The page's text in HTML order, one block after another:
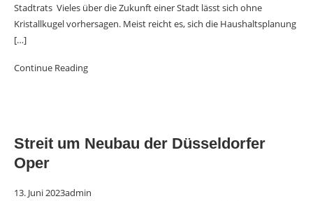
Stadtrats Vieles über die Zukunft einer Stadt lässt sich ohne
Kristallkugel vorhersagen. Meist reicht es, sich die Haushaltsplanung
[…]
Continue Reading
Streit um Neubau der Düsseldorfer
Oper
13. Juni 2023admin